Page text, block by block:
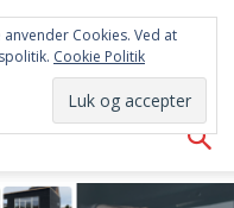
Cookies. Ved at
Cookie Politik